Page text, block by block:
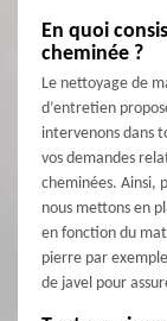
En quoi
cheminée ?
Le nettoyage de
d’entretien
intervenons dans
vos demandes
cheminées. Ainsi,
nous mettons en
en fonction du
pierre par
de javel pour